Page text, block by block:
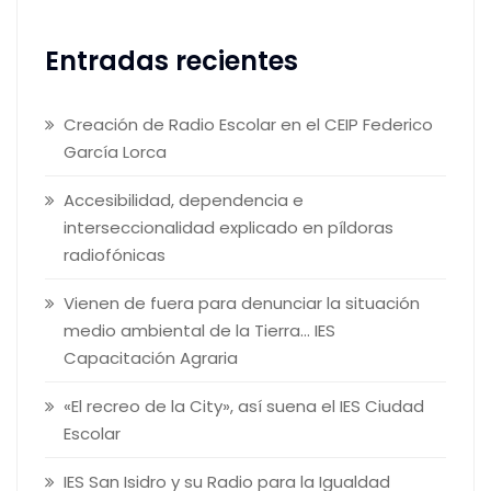
Entradas recientes
Creación de Radio Escolar en el CEIP Federico
García Lorca
Accesibilidad, dependencia e
interseccionalidad explicado en píldoras
radiofónicas
Vienen de fuera para denunciar la situación
medio ambiental de la Tierra… IES
Capacitación Agraria
«El recreo de la City», así suena el IES Ciudad
Escolar
IES San Isidro y su Radio para la Igualdad